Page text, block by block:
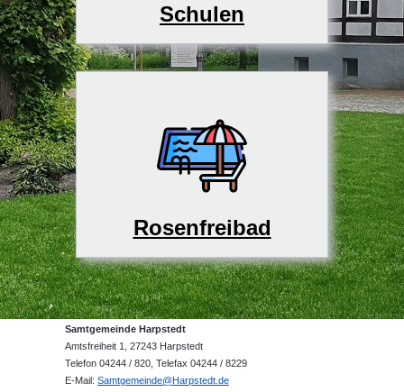
Schulen
Rosenfreibad
Samtgemeinde Harpstedt
Amtsfreiheit 1, 27243 Harpstedt
Telefon 04244 / 820, Telefax 04244 / 8229
E-Mail: Samtgemeinde@Harpstedt.de